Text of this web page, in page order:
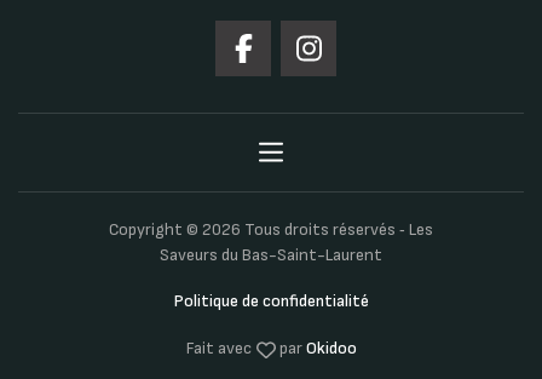
Copyright © 2026 Tous droits réservés ‐ Les
Saveurs du Bas-Saint-Laurent
Politique de confidentialité
Fait avec parOkidoo